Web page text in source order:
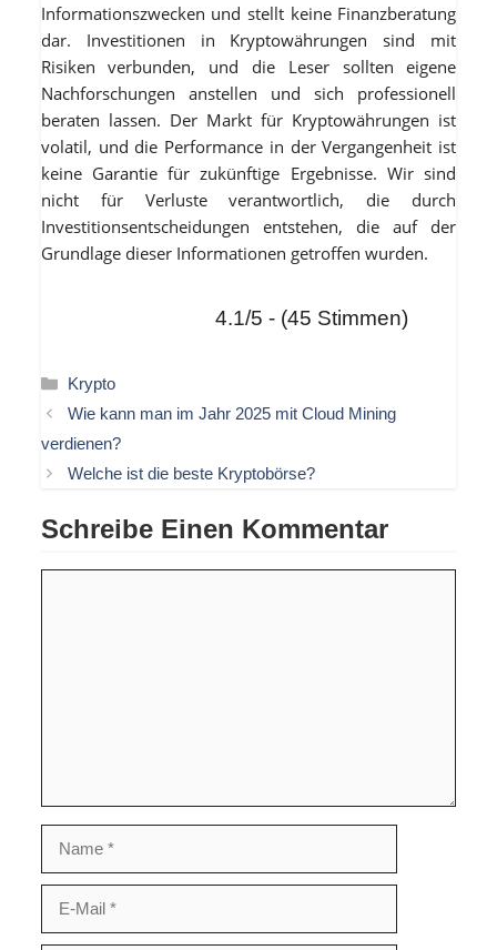
Informationszwecken und stellt keine Finanzberatung
dar. Investitionen in Kryptowährungen sind mit
Risiken verbunden, und die Leser sollten eigene
Nachforschungen anstellen und sich professionell
beraten lassen. Der Markt für Kryptowährungen ist
volatil, und die Performance in der Vergangenheit ist
keine Garantie für zukünftige Ergebnisse. Wir sind
nicht für Verluste verantwortlich, die durch
Investitionsentscheidungen entstehen, die auf der
Grundlage dieser Informationen getroffen wurden.
4.1/5 - (45 Stimmen)
Kategorien
Krypto
Wie kann man im Jahr 2025 mit Cloud Mining
verdienen?
Welche ist die beste Kryptobörse?
Schreibe Einen Kommentar
Mail